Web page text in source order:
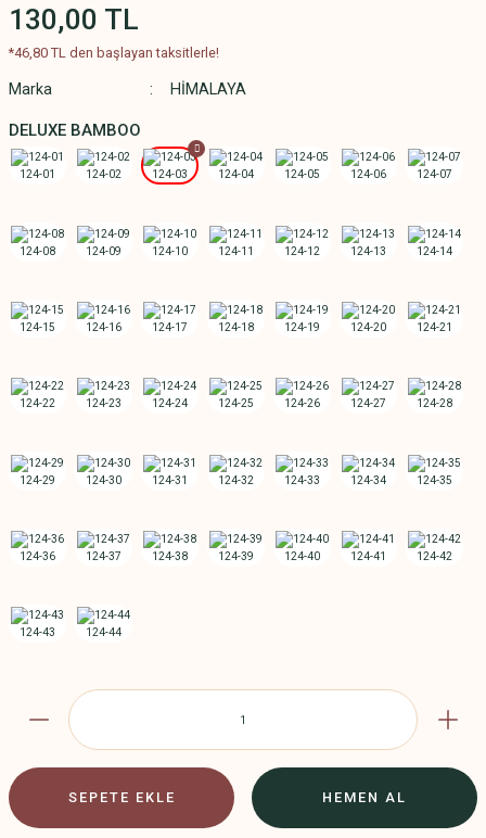
130,00 TL
*46,80 TL den başlayan taksitlerle!
Marka HİMALAYA
DELUXE BAMBOO
SEPETE EKLE HEMEN AL